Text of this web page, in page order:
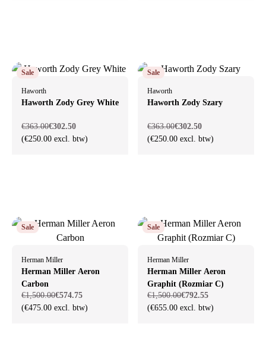
Sale
Haworth
Haworth Zody Grey White
€363.00€302.50
(€250.00 excl. btw)
Sale
Haworth
Haworth Zody Szary
€363.00€302.50
(€250.00 excl. btw)
Sale
Herman Miller
Herman Miller Aeron
Carbon
€1,500.00€574.75
(€475.00 excl. btw)
Sale
Herman Miller
Herman Miller Aeron
Graphit (Rozmiar C)
€1,500.00€792.55
(€655.00 excl. btw)